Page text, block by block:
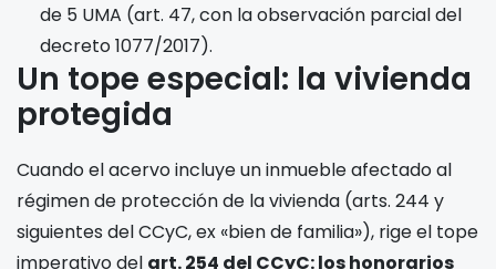
de 5 UMA (art. 47, con la observación parcial del
decreto 1077/2017).
Un tope especial: la vivienda
protegida
Cuando el acervo incluye un inmueble afectado al
régimen de protección de la vivienda (arts. 244 y
siguientes del CCyC, ex «bien de familia»), rige el tope
imperativo del art. 254 del CCyC: los honorarios